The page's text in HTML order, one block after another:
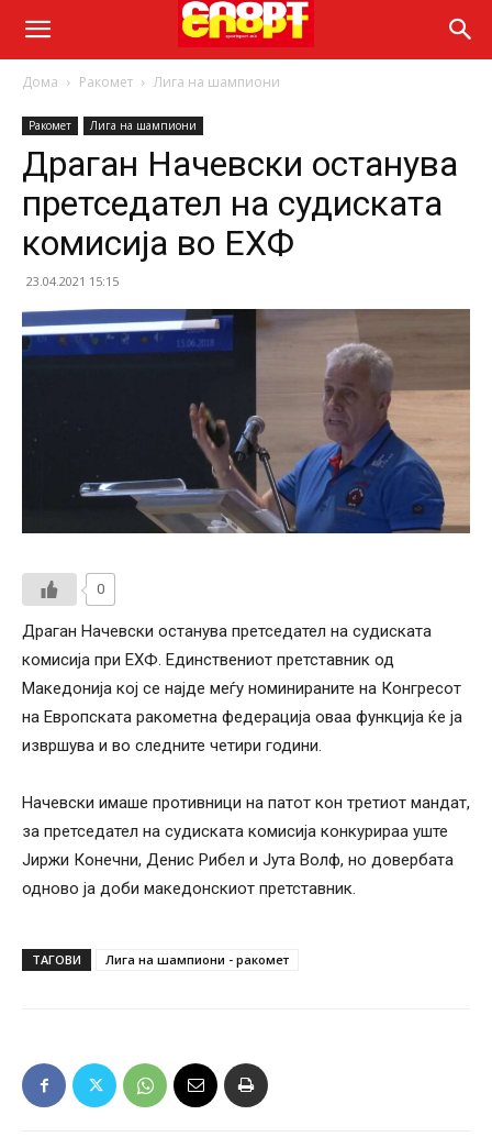
Дома Ракомет Лига на шампиони
Ракомет Лига на шампиони
Драган Начевски останува
претседател на судиската
комисија во ЕХФ
23.04.2021 15:15
0
Драган Начевски останува претседател на судиската
комисија при ЕХФ. Единствениот претставник од
Македонија кој се најде меѓу номинираните на Конгресот
на Европската ракометна федерација оваа функција ќе ја
извршува и во следните четири години.
Начевски имаше противници на патот кон третиот мандат,
за претседател на судиската комисија конкурираа уште
Јиржи Конечни, Денис Рибел и Јута Волф, но довербата
одново ја доби македонскиот претставник.
ТАГОВИ Лига на шампиони - ракомет